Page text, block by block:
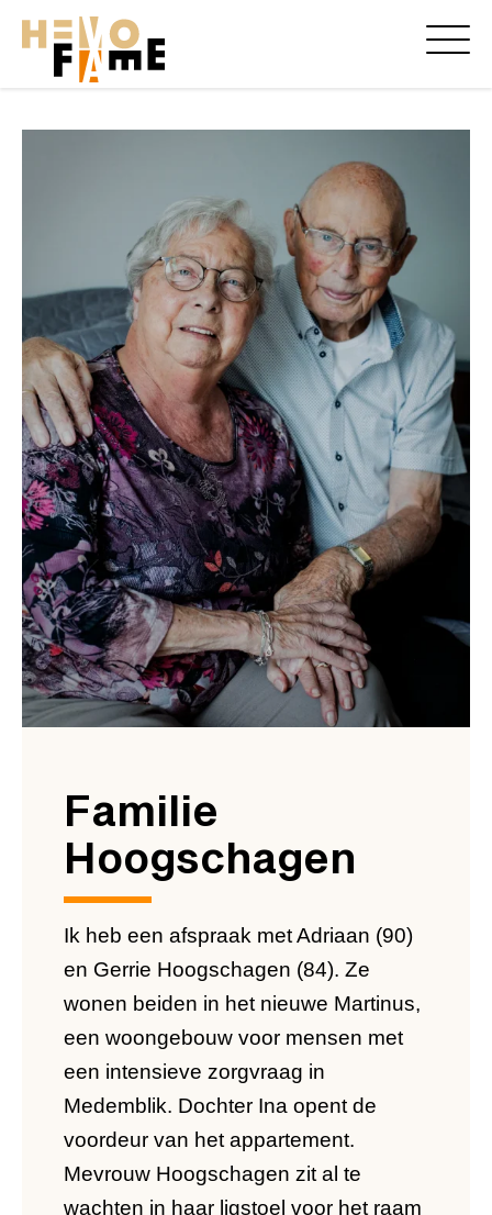
Familie
Hoogschagen
Ik heb een afspraak met Adriaan (90)
en Gerrie Hoogschagen (84). Ze
wonen beiden in het nieuwe Martinus,
een woongebouw voor mensen met
een intensieve zorgvraag in
Medemblik. Dochter Ina opent de
voordeur van het appartement.
Mevrouw Hoogschagen zit al te
wachten in haar ligstoel voor het raam